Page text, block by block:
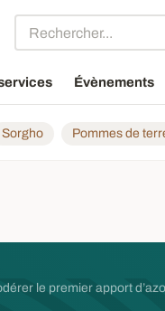
Évènements
Sorgho Pommes de
le premier apport